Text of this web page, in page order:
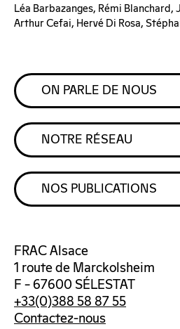
Léa Barbazanges, Rémi
Arthur Cefai, Hervé Di Rosa,
ON PARLE DE NOUS
NOTRE RÉSEAU
NOS PUBLICATIONS
FRAC Alsace
1 route de Marckolsheim
F – 67600 SÉLESTAT
+33(0)388 58 87 55
Contactez-nous